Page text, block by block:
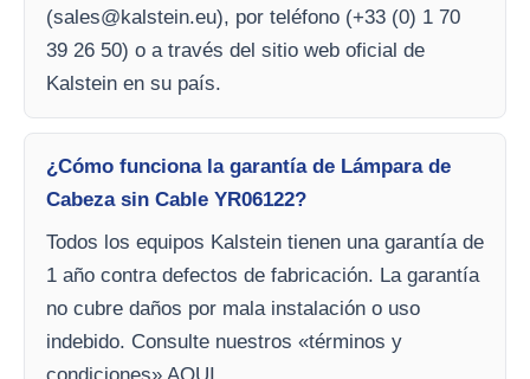
(sales@kalstein.eu), por teléfono (+33 (0) 1 70
39 26 50) o a través del sitio web oficial de
Kalstein en su país.
¿Cómo funciona la garantía de Lámpara de
Cabeza sin Cable YR06122?
Todos los equipos Kalstein tienen una garantía de
1 año contra defectos de fabricación. La garantía
no cubre daños por mala instalación o uso
indebido. Consulte nuestros «términos y